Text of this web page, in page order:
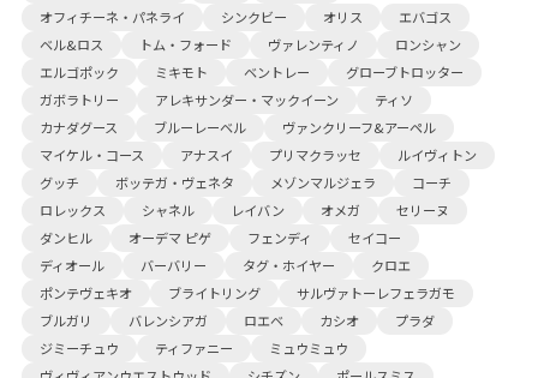
オフィチーネ・パネライ
シンクビー オリス
エバゴス
ベル&ロス
トム・フォード ヴァレンティノ
ロンシャン
エルゴポック
ミキモト ベントレー
グローブトロッター
ガボラトリー
アレキサンダー・マックイーン
ティソ
カナダグース
ブルーレーベル
ヴァンクリーフ&アーペル
マイケル・コース
アナスイ プリマクラッセ
ルイヴィトン
グッチ
ボッテガ・ヴェネタ メゾンマルジェラ
コーチ
ロレックス
シャネル レイバン オメガ
セリーヌ
ダンヒル
オーデマ ピゲ フェンディ
セイコー
ディオール
バーバリー タグ・ホイヤー
クロエ
ポンテヴェキオ
ブライトリング
サルヴァトーレフェラガモ
ブルガリ
バレンシアガ ロエベ カシオ
プラダ
ジミーチュウ
ティファニー
ミュウミュウ